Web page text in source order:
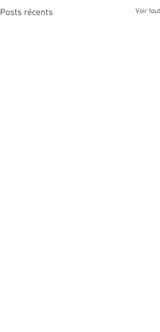
Posts récents Voir tout